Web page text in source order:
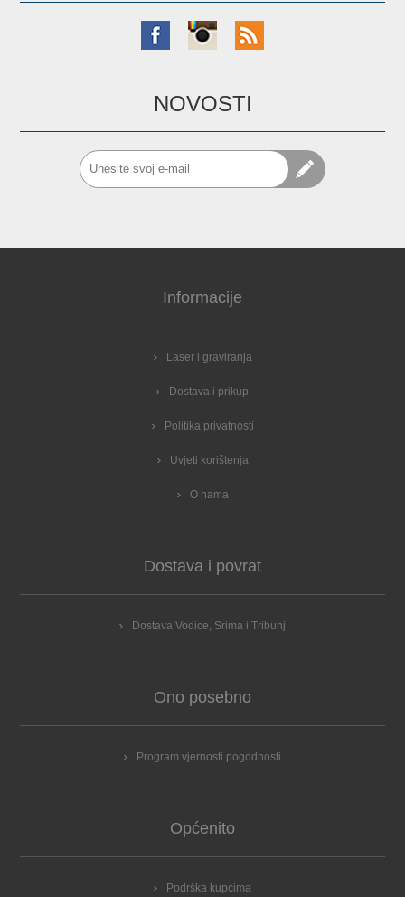
NOVOSTI
Informacije
Laser i graviranja
Dostava i prikup
Politika privatnosti
Uvjeti korištenja
O nama
Dostava i povrat
Dostava Vodice, Srima i Tribunj
Ono posebno
Program vjernosti pogodnosti
Općenito
Podrška kupcima